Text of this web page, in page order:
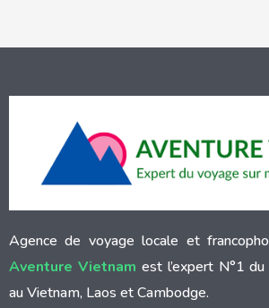
Agence de voyage locale et
Aventure Vietnam est l’expert N°1
au Vietnam, Laos et Cambodge.